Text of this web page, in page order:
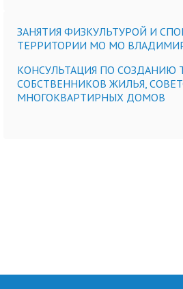
ЗАНЯТИЯ ФИЗКУЛЬТУРОЙ И
ТЕРРИТОРИИ МО МО
КОНСУЛЬТАЦИЯ ПО СОЗДАНИЮ
СОБСТВЕННИКОВ ЖИЛЬЯ,
МНОГОКВАРТИРНЫХ ДОМОВ